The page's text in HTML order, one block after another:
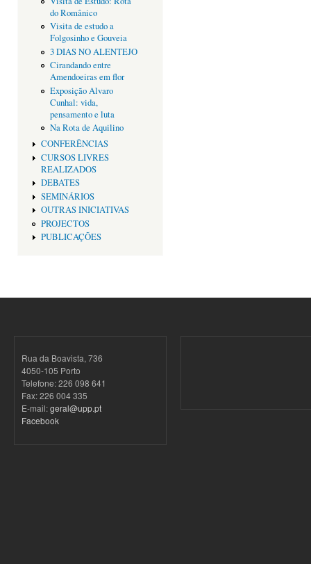
do Românico
Visita de estudo a
Folgosinho e Gouveia
3 DIAS NO ALENTEJO
Cirandando entre
Amendoeiras em flor
Exposição Alvaro
Cunhal: vida,
pensamento e luta
Na Rota de Aquilino
CONFERÊNCIAS
CURSOS LIVRES
REALIZADOS
DEBATES
SEMINÁRIOS
OUTRAS INICIATIVAS
PROJECTOS
PUBLICAÇÕES
Rua da Boavista, 736
4050-105 Porto
Telefone: 226 098 641
Fax: 226 004 335
E-mail:geral@upp.pt
Facebook